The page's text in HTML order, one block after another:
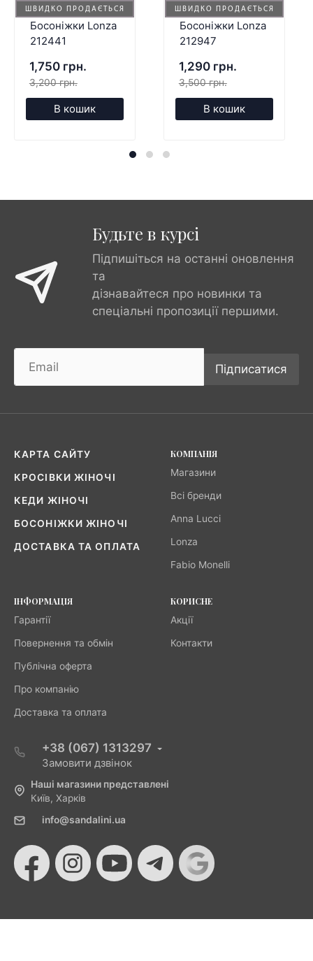
ШВИДКО ПРОДАЄТЬСЯ
Босоніжки Lonza
212441
1,750 грн.
3,200 грн.
В кошик
ШВИДКО ПРОДАЄТЬСЯ
Босоніжки Lonza
212947
1,290 грн.
3,500 грн.
В кошик
Будьте в курсі
Підпишіться на останні оновлення
та
дізнавайтеся про новинки та
спеціальні пропозиції першими.
Підписатися
КАРТА САЙТУ
КРОСІВКИ ЖІНОЧІ
КЕДИ ЖІНОЧІ
БОСОНІЖКИ ЖІНОЧІ
ДОСТАВКА ТА ОПЛАТА
КОМПАНІЯ
Магазини
Всі бренди
Anna Lucci
Lonza
Fabio Monelli
ІНФОРМАЦІЯ
Гарантії
Повернення та обмін
Публічна оферта
Про компанію
Доставка та оплата
КОРИСНЕ
Акції
Контакти
+38 (067) 1313297
Замовити дзвінок
Наші магазини представлені
Київ, Харків
info@sandalini.ua